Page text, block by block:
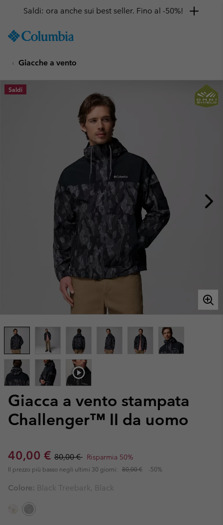
TO
SKIP
MAIN
NAV
Saldi: ora anche sui best seller. Fino al -50%!
Giacche a vento
Giacca a vento stampata
Challenger™ II da uomo
Sale price:
40,00 € Regular price:
80,00 € Risparmia 50%
Il prezzo più basso negli ultimi 30 giorni: 80,00 € -50%
Saldi
Colore: Black Treebark, Black